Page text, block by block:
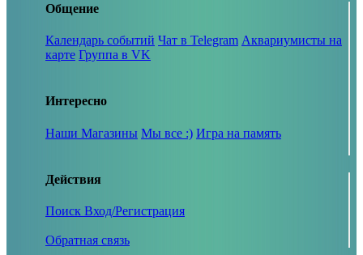
Общение
Календарь событий Чат в Telegram Аквариумисты на
карте Группа в VK
Интересно
Наши Магазины Мы все :) Игра на память
Действия
Поиск Вход/Регистрация
Обратная связь